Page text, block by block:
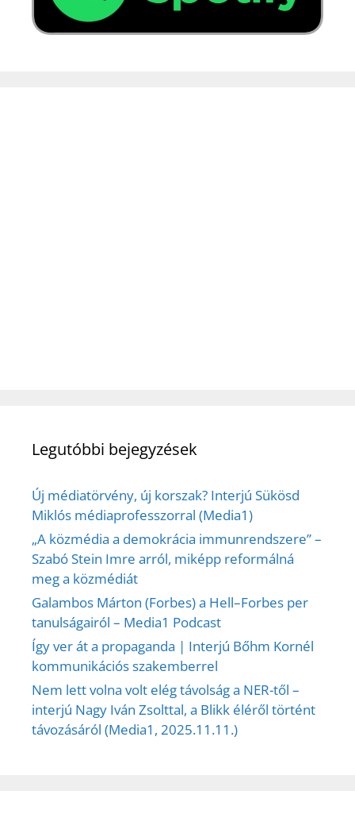
Legutóbbi bejegyzések
Új médiatörvény, új korszak? Interjú Sükösd
Miklós médiaprofesszorral (Media1)
„A közmédia a demokrácia immunrendszere” –
Szabó Stein Imre arról, miképp reformálná
meg a közmédiát
Galambos Márton (Forbes) a Hell–Forbes per
tanulságairól – Media1 Podcast
Így ver át a propaganda | Interjú Bőhm Kornél
kommunikációs szakemberrel
Nem lett volna volt elég távolság a NER-től –
interjú Nagy Iván Zsolttal, a Blikk éléről történt
távozásáról (Media1, 2025.11.11.)